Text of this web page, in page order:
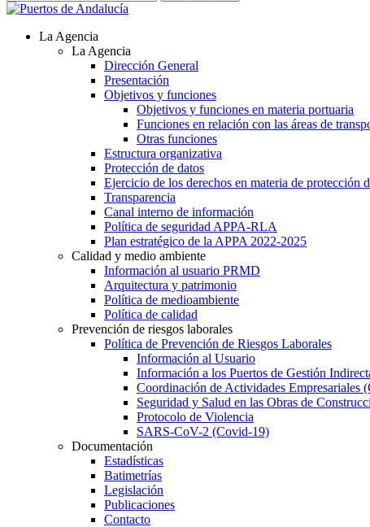
La Agencia
La Agencia
Dirección General
Presentación
Objetivos y funciones
Objetivos y funciones en materia portuaria
Funciones en relación con las áreas de
Otras funciones
Estructura organizativa
Protección de datos
Ejercicio de los derechos en materia de protección
Transparencia
Canal interno de información
Política de seguridad APPA-RLA
Plan estratégico de la APPA 2022-2025
Calidad y medio ambiente
Información al usuario PRMD
Arquitectura y patrimonio
Política de medioambiente
Política de calidad
Prevención de riesgos laborales
Política de Prevención de Riesgos Laborales
Información al Usuario
Información a los Puertos de Gestión
Coordinación de Actividades Empresariales
Seguridad y Salud en las Obras de
Protocolo de Violencia
SARS-CoV-2 (Covid-19)
Documentación
Estadísticas
Batimetrías
Legislación
Publicaciones
Contacto